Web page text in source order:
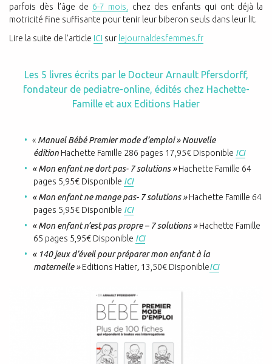
parfois dès l’âge de 6-7 mois,
chez des enfants qui ont déjà la
motricité fine suffisante pour tenir leur biberon seuls dans leur lit.
Lire la suite de l’article ICI sur lejournaldesfemmes.fr
Les 5 livres écrits par le Docteur Arnault Pfersdorff,
fondateur de pediatre-online, édités chez Hachette-
Famille et aux Editions Hatier
« Manuel Bébé Premier mode d’emploi » Nouvelle
édition Hachette Famille 286 pages 17,95€ Disponible ICI
« Mon enfant ne dort pas- 7 solutions »Hachette Famille 64
pages 5,95€ Disponible ICI
« Mon enfant ne mange pas- 7 solutions »Hachette Famille 64
pages 5,95€ Disponible ICI
« Mon enfant n’est pas propre – 7 solutions »Hachette Famille
65 pages 5,95€ Disponible ICI
« 140 jeux d’éveil pour préparer mon enfant à la
maternelle »Editions Hatier, 13,50€ DisponibleICI